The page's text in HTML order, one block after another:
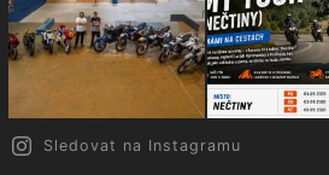
Sledovat na Instagramu